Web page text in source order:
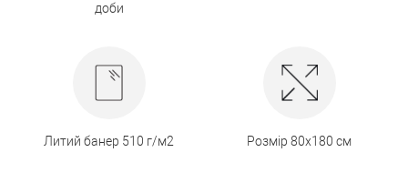
доби
Литий банер 510 г/м2 Розмір 80х180 см